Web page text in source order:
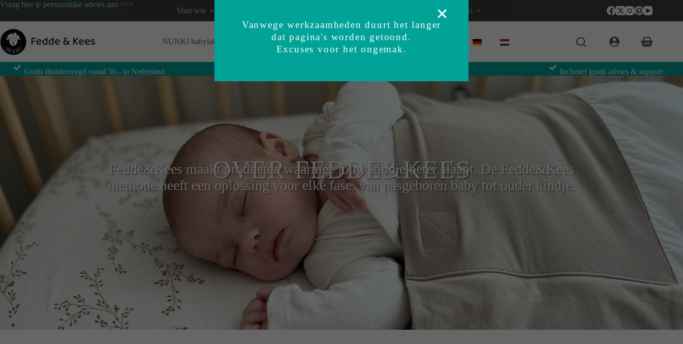
Vraag hier je persoonlijke advies aan >>>
Voor wie Support
NUNKI babylaken BUNDI inbakerslaapzak Sets Accessoires
Gratis thuisbezorgd vanaf 50,- in Nederland Inclusief gratis advies & support
OVER FEDDE&KEES
Fedde&Kees maakt producten waarmee jouw kindje beter slaapt. De Fedde&Kees
methode heeft een oplossing voor elke fase: van pasgeboren baby tot ouder kindje.
Vanwege werkzaamheden duurt het langer
dat pagina's worden getoond.
Excuses voor het ongemak.